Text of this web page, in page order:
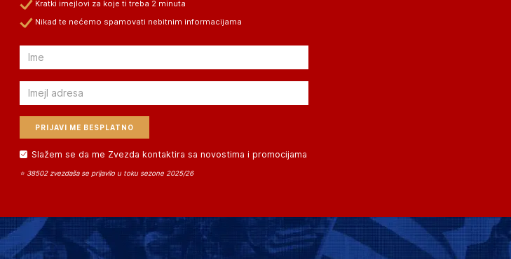
Kratki imejlovi za koje ti treba 2 minuta
Nikad te nećemo spamovati nebitnim informacijama
Email
Email
Slažem se da me Zvezda kontaktira sa novostima i promocijama
⭐ 38502 zvezdaša se prijavilo u toku sezone 2025/26